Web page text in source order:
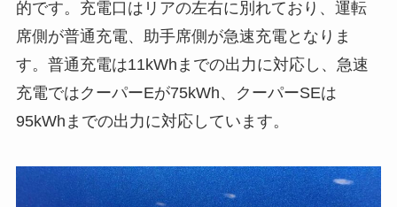
的です。充電口はリアの左右に別れており、運転
席側が普通充電、助手席側が急速充電となりま
す。普通充電は11kWhまでの出力に対応し、急速
充電ではクーパーEが75kWh、クーパーSEは
95kWhまでの出力に対応しています。